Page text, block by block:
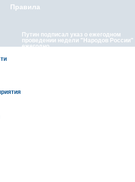
Правила
Путин подписал указ о ежегодном
проведении недели "Народов России"
ежегодно